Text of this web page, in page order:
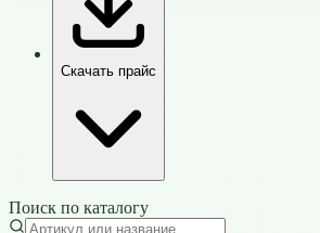
Скачать прайс
Поиск по каталогу